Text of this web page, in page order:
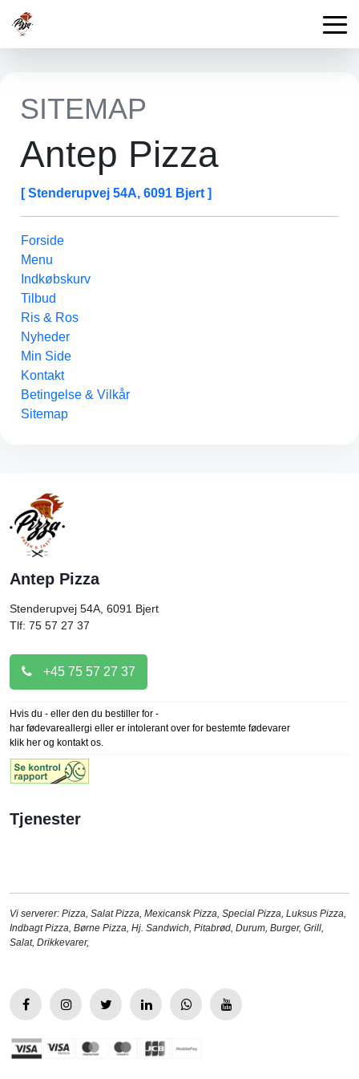
SITEMAP
Antep Pizza
[ Stenderupvej 54A, 6091 Bjert ]
Forside
Menu
Indkøbskurv
Tilbud
Ris & Ros
Nyheder
Min Side
Kontakt
Betingelse & Vilkår
Sitemap
Antep Pizza
Stenderupvej 54A, 6091 Bjert
Tlf: 75 57 27 37
+45 75 57 27 37
Hvis du - eller den du bestiller for -
har fødevareallergi eller er intolerant over for bestemte fødevarer
klik her og kontakt os.
Tjenester
Vi serverer: Pizza, Salat Pizza, Mexicansk Pizza, Special Pizza, Luksus Pizza,
Indbagt Pizza, Børne Pizza, Hj. Sandwich, Pitabrød, Durum, Burger, Grill,
Salat, Drikkevarer,